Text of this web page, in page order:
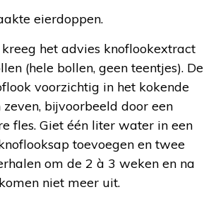
eierdoppen.
het advies knoflookextract
(hele bollen, geen teentjes). De
voorzichtig in het kokende
bijvoorbeeld door een
fles. Giet één liter water in een
toevoegen en twee
om de 2 à 3 weken en na
niet meer uit.